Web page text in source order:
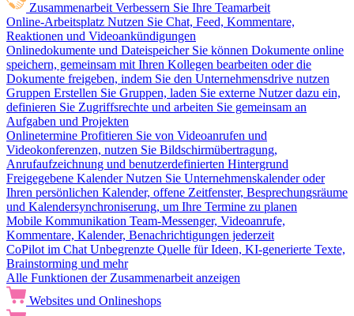
Zusammenarbeit Verbessern Sie Ihre Teamarbeit
Online-Arbeitsplatz Nutzen Sie Chat, Feed, Kommentare,
Reaktionen und Videoankündigungen
Onlinedokumente und Dateispeicher Sie können Dokumente online
speichern, gemeinsam mit Ihren Kollegen bearbeiten oder die
Dokumente freigeben, indem Sie den Unternehmensdrive nutzen
Gruppen Erstellen Sie Gruppen, laden Sie externe Nutzer dazu ein,
definieren Sie Zugriffsrechte und arbeiten Sie gemeinsam an
Aufgaben und Projekten
Onlinetermine Profitieren Sie von Videoanrufen und
Videokonferenzen, nutzen Sie Bildschirmübertragung,
Anrufaufzeichnung und benutzerdefinierten Hintergrund
Freigegebene Kalender Nutzen Sie Unternehmenskalender oder
Ihren persönlichen Kalender, offene Zeitfenster, Besprechungsräume
und Kalendersynchroniserung, um Ihre Termine zu planen
Mobile Kommunikation Team-Messenger, Videoanrufe,
Kommentare, Kalender, Benachrichtigungen jederzeit
CoPilot im Chat Unbegrenzte Quelle für Ideen, KI-generierte Texte,
Brainstorming und mehr
Alle Funktionen der Zusammenarbeit anzeigen
Websites und Onlineshops